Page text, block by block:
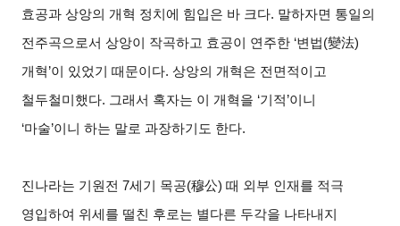
효공과 상앙의 개혁 정치에 힘입은 바 크다. 말하자면 통일의
전주곡으로서 상앙이 작곡하고 효공이 연주한 ‘변법(變法)
개혁’이 있었기 때문이다. 상앙의 개혁은 전면적이고
철두철미했다. 그래서 혹자는 이 개혁을 ‘기적’이니
‘마술’이니 하는 말로 과장하기도 한다.
진나라는 기원전 7세기 목공(穆公) 때 외부 인재를 적극
영입하여 위세를 떨친 후로는 별다른 두각을 나타내지